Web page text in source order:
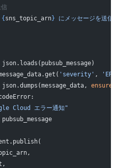
{ sns_topic_arn} にメッセージを送
'severity' ,
Cloud エラー通知"